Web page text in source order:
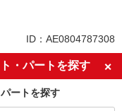
OKまたは説明会あり
有資格者歓迎
ID：AE0804787308
・パートを探す
ートを探す